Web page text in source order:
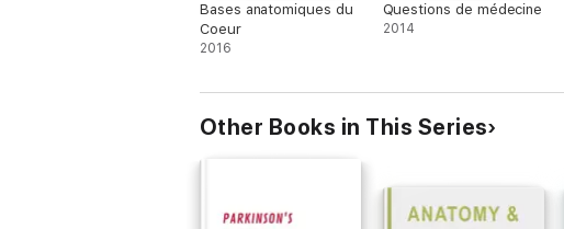
Bases anatomiques du
Coeur
2016
Questions de médecine
2014
Other Books in This Series